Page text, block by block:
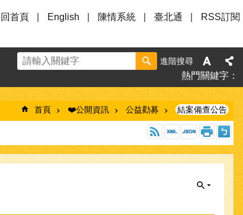
回首頁 English 陳情系統 臺北通 RSS訂閱
進階搜尋
熱門關鍵字
首頁 ❤️公開資訊 公益勸募 結案備查公告